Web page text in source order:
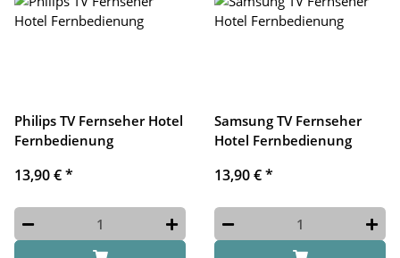
Philips TV Fernseher Hotel
Fernbedienung
13,90 €*
Samsung TV Fernseher
Hotel Fernbedienung
13,90 €*